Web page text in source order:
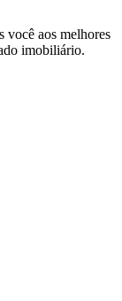
você aos melhores
imobiliário.